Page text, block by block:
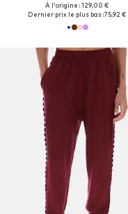
À l'origine : 129,00 €
Dernier prix le plus bas :75,92 €